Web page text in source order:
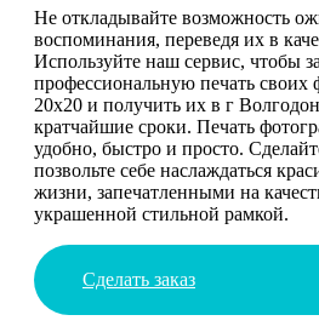
Не откладывайте возможность
воспоминания, переведя их в
Используйте наш сервис, чтобы
профессиональную печать своих
20х20 и получить их в г
кратчайшие сроки. Печать
удобно, быстро и просто.
позвольте себе наслаждаться
жизни, запечатленными на
украшенной стильной рамкой.
Сделать заказ